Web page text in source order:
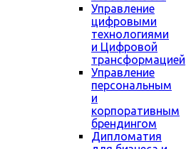
Управление
цифровыми
технологиями
и Цифровой
трансформацией
Управление
персональным
и
корпоративным
брендингом
Дипломатия